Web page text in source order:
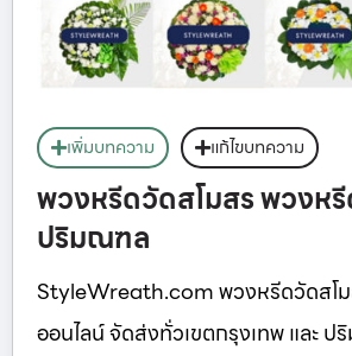
เพิ่มบทความ แก้ไขบทความ
พวงหรีดวัดสโมสร พวงห
ปริมณฑล
StyleWreath.com พวงหรีดวัดสโ
ออนไลน์ จัดส่งทั่วเขตกรุงเทพ และ